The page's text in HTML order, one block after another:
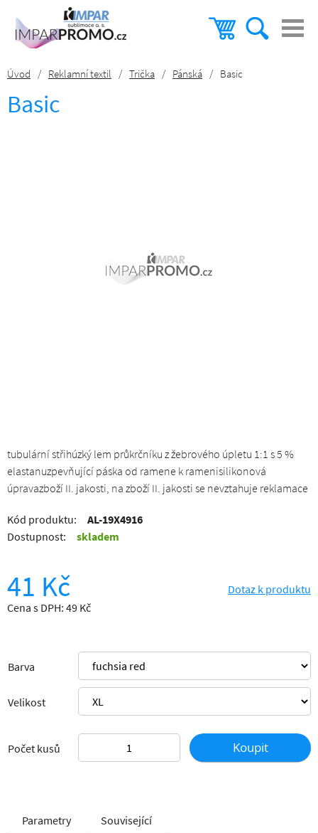
Úvod / Reklamní textil / Trička / Pánská / Basic
Basic
tubulární střihúzký lem průkrčníku z žebrového úpletu 1:1 s 5 %
elastanuzpevňující páska od ramene k ramenisilikonová
úpravazboží II. jakosti, na zboží II. jakosti se nevztahuje reklamace
Kód produktu:
AL-19X4916
Dostupnost:
skladem
41 Kč
Cena s DPH: 49 Kč
Dotaz k produktu
Barva
Velikost
Počet kusů Koupit
Parametry Související